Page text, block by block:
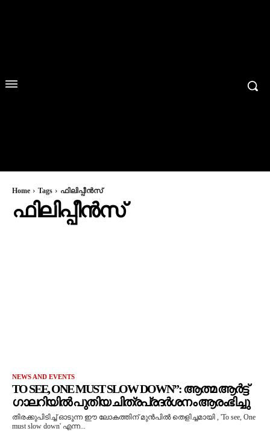
Home Tags ഫിലിപ്പീൻസ്
ഫിലിപ്പീൻസ്
NEWS AND EVENTS
TO SEE, ONE MUST SLOW DOWN”: ആത്മ ആർട്ട്
ഗാലറിയിൽ പുതിയ ചിത്രപ്രദർശനം ആരംഭിച്ചു
തിരക്കുപിടിച്ച് ഓടുന്ന ഈ ലോകത്തിന് മുൻപിൽ തെളിച്ചമായി , 'To see, One
must slow down' എന്ന...